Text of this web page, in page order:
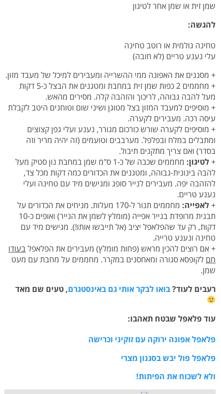
שמן זית או שמן אחר לטיגון
להגשה:
טחינה גולמית או רוטב טחינה
עלי נענע טריים (לא חובה)
+ מסננים את האפונה ממי ההשרייה ומעבירים למיכל של מעבד מזון.
+ מחממים 2 כפות שמן זית במחבת ומטגנים את הבצל כ-5 דקות
מעל להבה גבוהה, לריכוך והזהבה קלה. מסירים מהאש.
+ מוסיפים למעבד המזון בצל מטוגן ושיני שום וטוחנים היטב לקבלת
עיסה רכה. מעבירים לקערה.
+ מוסיפים לקערה שורש כורכום מגורר, נענע ועלי גפן קצוצים
ומתבלים במלח ובפלפל. מערבבים וטועמים (זה יהיה מריר וזה
בסדר) ואם צריך מתקנים תיבול.
+לטיגון:
מחממים שכבה של כ-1 ס"מ שמן במחבת נון סטיק מעל
להבה בינונית-גבוהה, ומטגנים את הכדורים כמה דקות מכל צד,
להזהבה יפה. מעבירים לנייר סופג ומגישים מיד עם טחינה ועלי
נענע טריים.
+לאפייה:
מחממים תנור ל-170 מעלות. מניחים את הכדורים על
תבנית מרופדת בנייר אפייה (מומלץ לשמן את הנייר) ואופים כ-10
דקות, רק עד שהפלאפל יציב (אל תייבשו אותו!). מגישים מיד עם
טחינה ונענע טרייה.
+ אם רוצים להכין מראש (פחות מומלץ) מעבירים את הפלאפלבעודו
חם לקופסא סגורה ומאחסנים במקרר. מחממים על מחבת עם מעט
שמן.
רעבים לעוד?בואו לבקר אותי גם באינסטגרם, טעים שם מאד
עוד פלאפל שבטח תאהבו:
פלאפל אפונה ירוקה עם זוקיני וכרישה
פלאפל פול יבש בסגנון מצרי
ולא לשכוח את הפיתות!